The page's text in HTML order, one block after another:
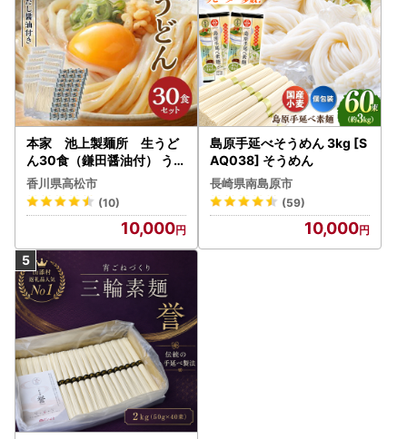
本家 池上製麺所 生うど
ん30食（鎌田醤油付） うど
ん
香川県高松市
(10)
10,000
島原手延べそうめん 3kg [S
AQ038] そうめん
長崎県南島原市
(59)
10,000